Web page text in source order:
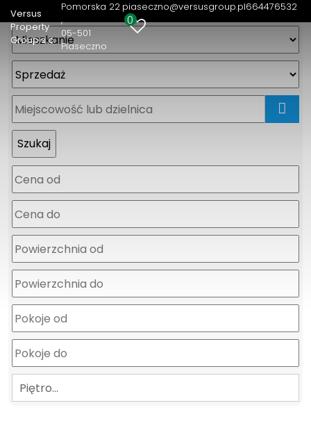
Versus
Property
Group s.c.
Pomorska 22
05-501
Piaseczno
piaseczno@versusgroup.pl664476532
0
Piętro…